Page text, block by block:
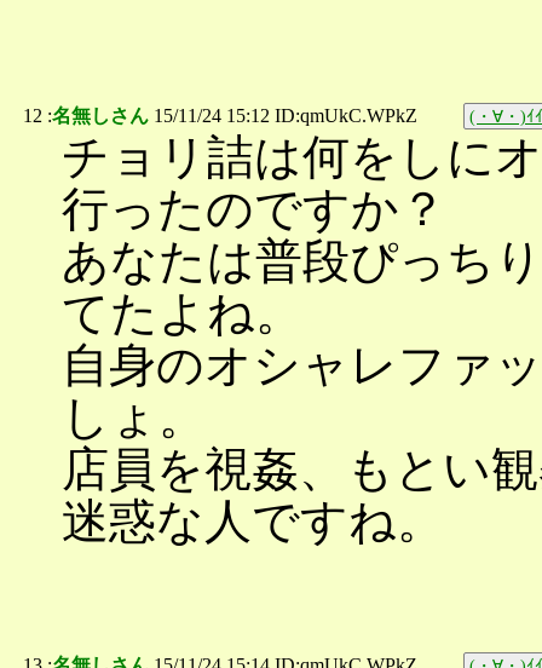
12 :名無しさん 15/11/24 15:12 ID:qmUkC.WPkZ (・∀・)ｲ
チョリ詰は何をしに
行ったのですか？
あなたは普段ぴっち
てたよね。
自身のオシャレファ
しょ。
店員を視姦、もとい
迷惑な人ですね。